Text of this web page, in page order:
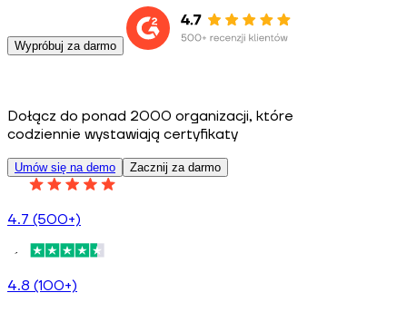
Wypróbuj za darmo
Dołącz do ponad 2000 organizacji, które
codziennie wystawiają certyfikaty
Umów się na demo Zacznij za darmo
4.7 (500+)
4.8 (100+)